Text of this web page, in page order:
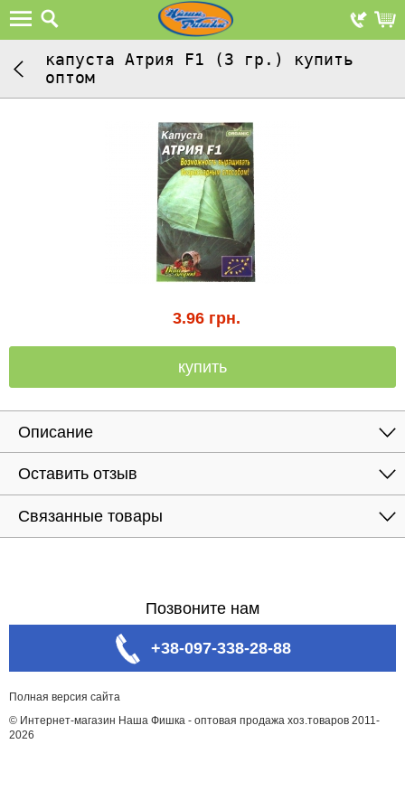
капуста Атрия F1 (3 гр.) купить
оптом
3.96 грн.
купить
Описание
Оставить отзыв
Связанные товары
Позвоните нам
+38-097-338-28-88
Полная версия сайта
© Интернет-магазин Наша Фишка - оптовая продажа хоз.товаров 2011-
2026